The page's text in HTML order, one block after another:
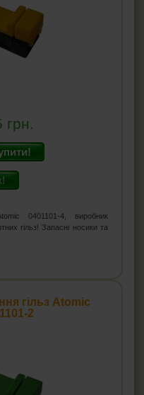
грн.
0401101-4, виробник
гільз! Запасні носики та
гільз Atomic
2